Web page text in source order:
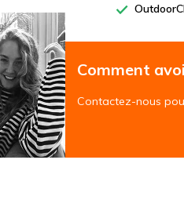
Comment
Contactez-nous